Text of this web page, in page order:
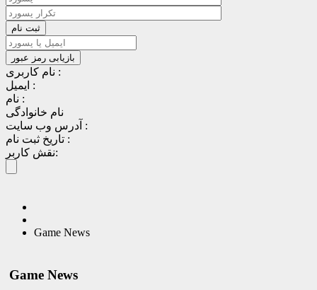
نام کاربری :
ایمیل :
نام :
نام خانوادگی
آدرس وب سایت :
تاریخ ثبت نام :
نقش کاربر:
Game News
Game News